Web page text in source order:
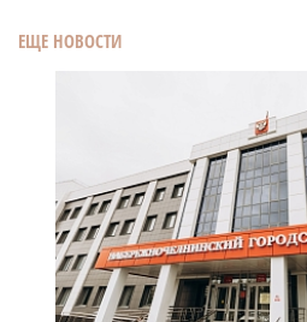
ЕЩЕ НОВОСТИ